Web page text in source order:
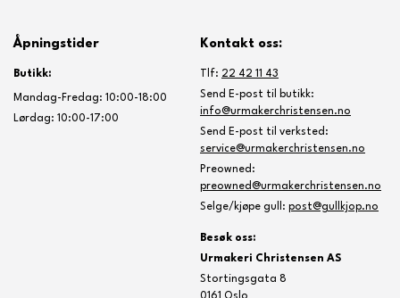
Åpningstider
Butikk:
Mandag-Fredag: 10:00-18:00
Lørdag: 10:00-17:00
Kontakt oss:
Tlf: 22 42 11 43
Send E-post til butikk:
info@urmakerchristensen.no
Send E-post til verksted:
service@urmakerchristensen.no
Preowned:
preowned@urmakerchristensen.no
Selge/kjøpe gull: post@gullkjop.no
Besøk oss:
Urmakeri Christensen AS
Stortingsgata 8